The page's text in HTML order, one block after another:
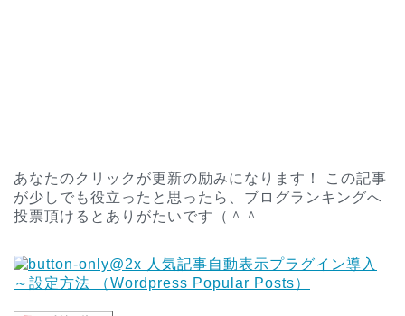
あなたのクリックが更新の励みになります！ この記事
が少しでも役立ったと思ったら、ブログランキングへ
投票頂けるとありがたいです（＾＾